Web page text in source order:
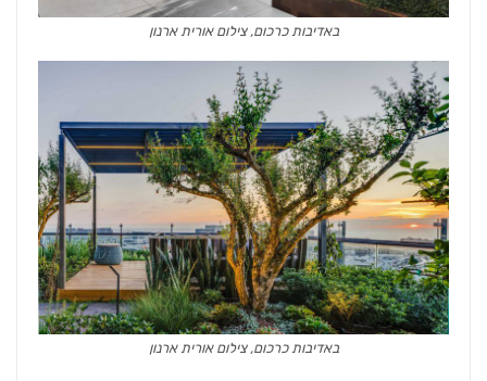
באדיבות כרכום, צילום אורית ארנון
באדיבות כרכום, צילום אורית ארנון